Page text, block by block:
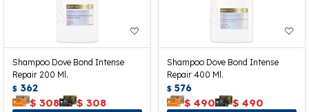
Shampoo Dove Bond Intense
Repair 200 Ml.
$ 362
$ 308 $ 308
Shampoo Dove Bond Intense
Repair 400 Ml.
$ 576
$ 490 $ 490